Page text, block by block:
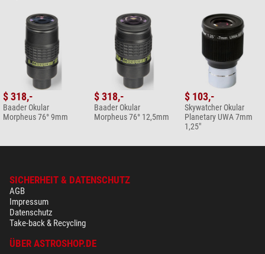
$ 318,-
Baader Okular
Morpheus 76° 9mm
$ 318,-
Baader Okular
Morpheus 76° 12,5mm
$ 103,-
Skywatcher Okular
Planetary UWA 7mm
1,25"
SICHERHEIT & DATENSCHUTZ
AGB
Impressum
Datenschutz
Take-back & Recycling
ÜBER ASTROSHOP.DE